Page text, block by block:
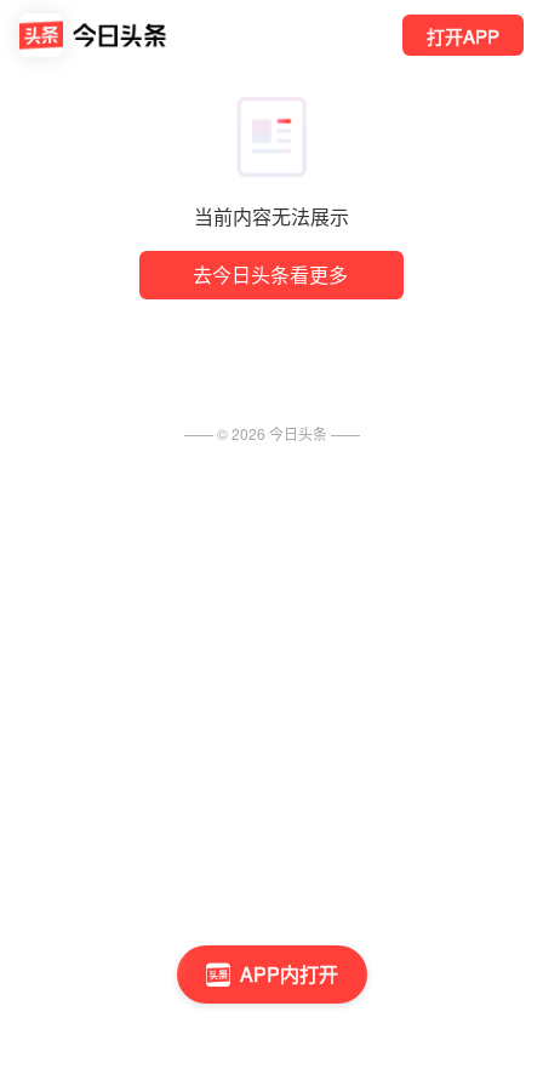
当前内容无法展示
去今日头条看更多
打开APP
APP内打开
—— ©2026 今日头条 ——